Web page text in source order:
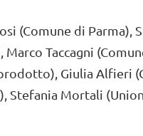
(Comune di
Marco Taccagni
Giulia Alfieri
Mortali